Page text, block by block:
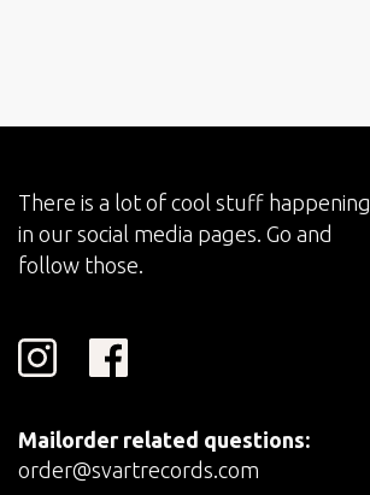
There is a lot of cool stuff happening
in our social media pages. Go and
follow those.
Mailorder related questions:
order@svartrecords.com